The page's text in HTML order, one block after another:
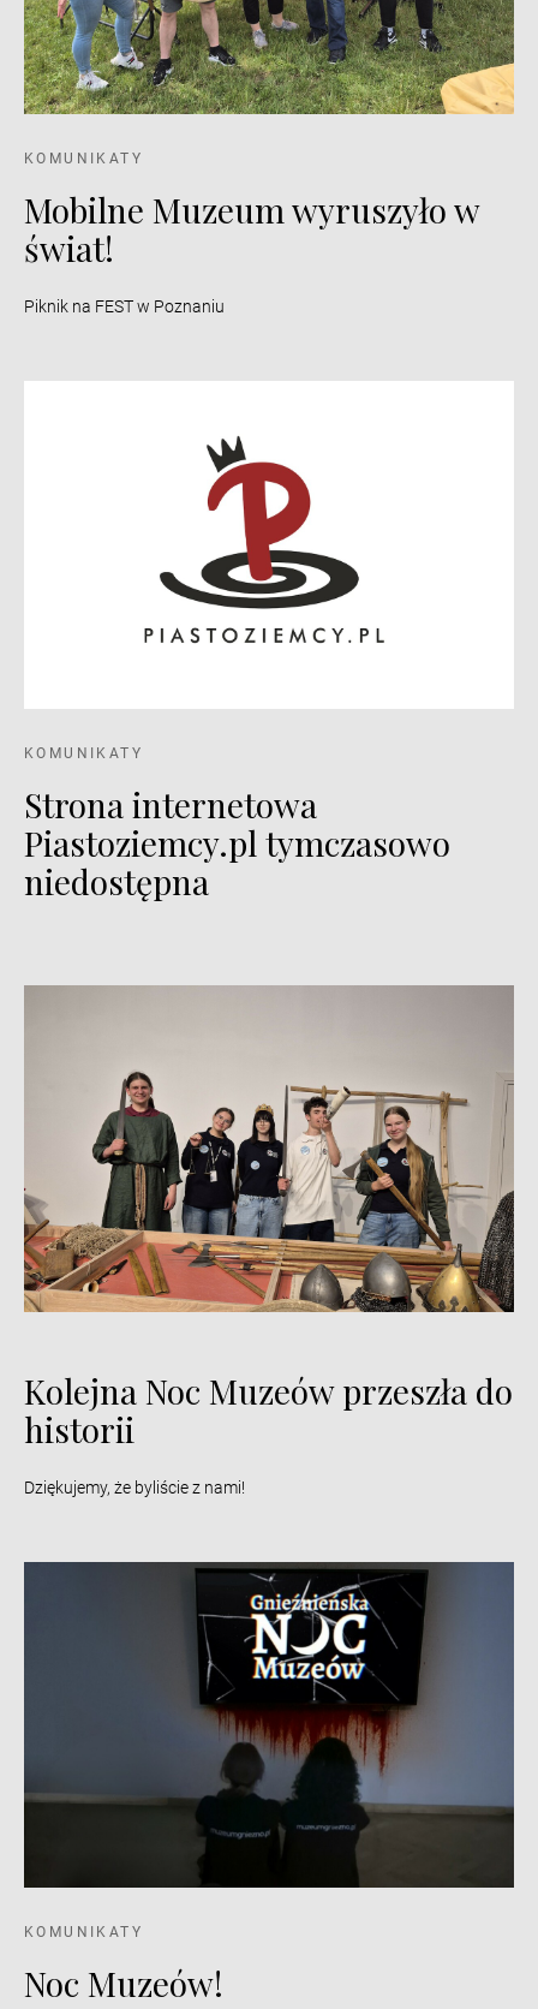
KOMUNIKATY
Mobilne Muzeum wyruszyło w
świat!
Piknik na FEST w Poznaniu
KOMUNIKATY
Strona internetowa
Piastoziemcy.pl tymczasowo
niedostępna
Kolejna Noc Muzeów przeszła do
historii
Dziękujemy, że byliście z nami!
KOMUNIKATY
Noc Muzeów!